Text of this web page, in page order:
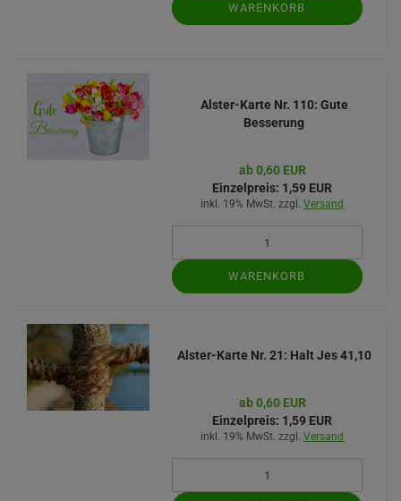
WARENKORB
Alster-Karte Nr. 110: Gute
Besserung
ab 0,60 EUR
Einzelpreis: 1,59 EUR
inkl. 19% MwSt. zzgl.Versand
WARENKORB
Alster-Karte Nr. 21: Halt Jes 41,10
ab 0,60 EUR
Einzelpreis: 1,59 EUR
inkl. 19% MwSt. zzgl.Versand